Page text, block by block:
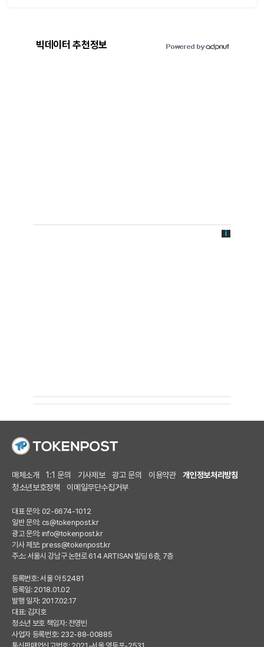
빅데이터 추천정보
매체소개 1:1 문의 기사제보 광고 문의 이용약관
개인정보처리방침
청소년보호정책
이메일무단수집거부
대표 문의: 02-6674-1012
일반 문의: cs@tokenpost.kr
광고 문의: info@tokenpost.kr
기사 제보: press@tokenpost.kr
주소: 서울시 강남구 논현로 614 ARTISAN 빌딩 6층, 7층
등록번호: 서울 아 52481
등록일: 2018.01.02
발행 일자: 2017.02.17
대표: 김지호
청소년 보호 책임자: 전영빈
사업자 등록번호: 232-88-00885